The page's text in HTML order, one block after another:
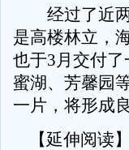
经过了近两
是高楼林立，
也于3月交付
蜜湖、芳馨园
一片，将形成
【延伸阅读】